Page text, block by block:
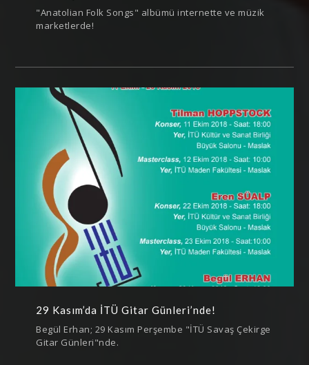
"Anatolian Folk Songs" albümü internette ve müzik
marketlerde!
29 Kasım’da İTÜ Gitar Günleri’nde!
Begül Erhan; 29 Kasım Perşembe "İTÜ Savaş Çekirge
Gitar Günleri"nde.